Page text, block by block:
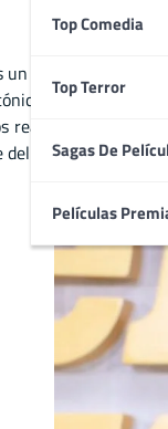
Top Comedia
Top Terror
Sagas De
Películas
un renombrado
como
realistas,
storytelling